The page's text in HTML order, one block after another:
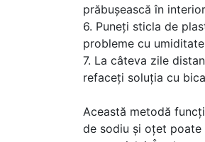
prăbușească în
6. Puneți sticla de
probleme cu
7. La câteva zile
refaceți soluția cu
Această metodă
de sodiu și oțet poate